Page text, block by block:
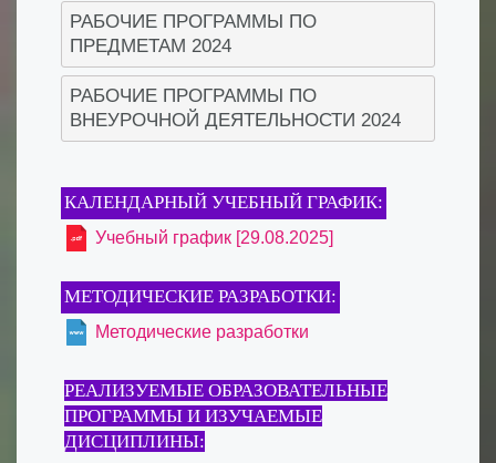
РАБОЧИЕ ПРОГРАММЫ ПО
ПРЕДМЕТАМ 2024
РАБОЧИЕ ПРОГРАММЫ ПО
ВНЕУРОЧНОЙ ДЕЯТЕЛЬНОСТИ 2024
КАЛЕНДАРНЫЙ УЧЕБНЫЙ ГРАФИК:
Учебный график [29.08.2025]
МЕТОДИЧЕСКИЕ РАЗРАБОТКИ:
Методические разработки
РЕАЛИЗУЕМЫЕ ОБРАЗОВАТЕЛЬНЫЕ
ПРОГРАММЫ И ИЗУЧАЕМЫЕ
ДИСЦИПЛИНЫ: